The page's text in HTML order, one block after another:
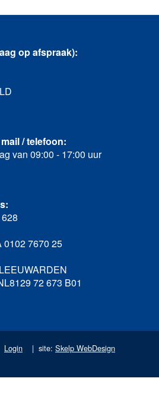
op afspraak):
/ telefoon:
van 09:00 - 17:00 uur
0102 7670 25
72 673 B01
Login | site: Skelp WebDesign